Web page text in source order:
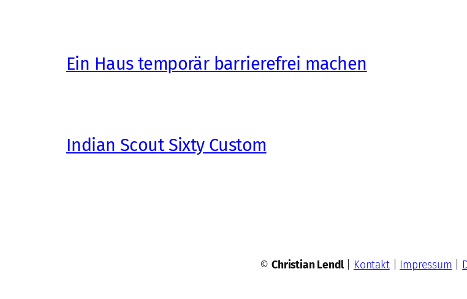
Ein Haus temporär barrierefrei machen
Indian Scout Sixty Custom
©Christian Lendl| Kontakt| Impressum